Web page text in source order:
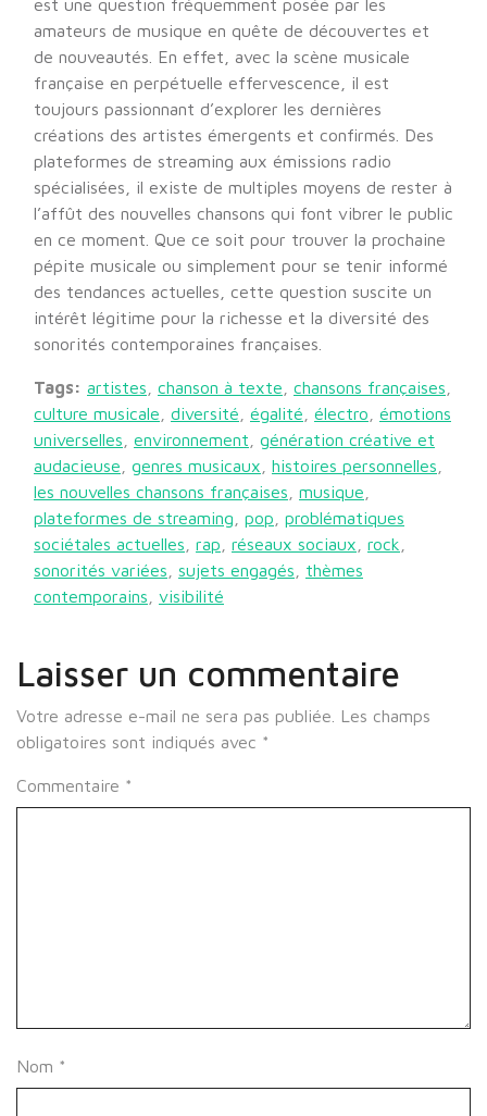
est une question fréquemment posée par les
amateurs de musique en quête de découvertes et
de nouveautés. En effet, avec la scène musicale
française en perpétuelle effervescence, il est
toujours passionnant d’explorer les dernières
créations des artistes émergents et confirmés. Des
plateformes de streaming aux émissions radio
spécialisées, il existe de multiples moyens de rester à
l’affût des nouvelles chansons qui font vibrer le public
en ce moment. Que ce soit pour trouver la prochaine
pépite musicale ou simplement pour se tenir informé
des tendances actuelles, cette question suscite un
intérêt légitime pour la richesse et la diversité des
sonorités contemporaines françaises.
Tags: artistes chanson à texte chansons françaises
culture musicale
diversité égalité électro
émotions
universelles
environnement
génération créative et
audacieuse
genres musicaux histoires personnelles
les nouvelles chansons françaises
musique
plateformes de streaming
pop
problématiques
sociétales actuelles
rap réseaux sociaux rock
sonorités variées
sujets engagés
thèmes
contemporains
visibilité
Laisser un commentaire
Votre adresse e-mail ne sera pas publiée.
Les champs
obligatoires sont indiqués avec *
Commentaire *
Nom *